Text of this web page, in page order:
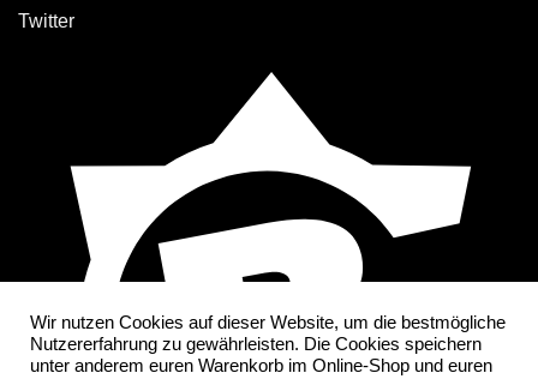
Twitter
Wir nutzen Cookies auf dieser Website, um die bestmögliche
Nutzererfahrung zu gewährleisten. Die Cookies speichern
unter anderem euren Warenkorb im Online-Shop und euren